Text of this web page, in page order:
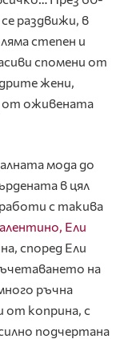
раздвижи, в
степен и
спомени от
жени,
от оживената
мода до
в цял
с такива
Ели
според Ели
на
ръчна
от коприна, с
подчертана